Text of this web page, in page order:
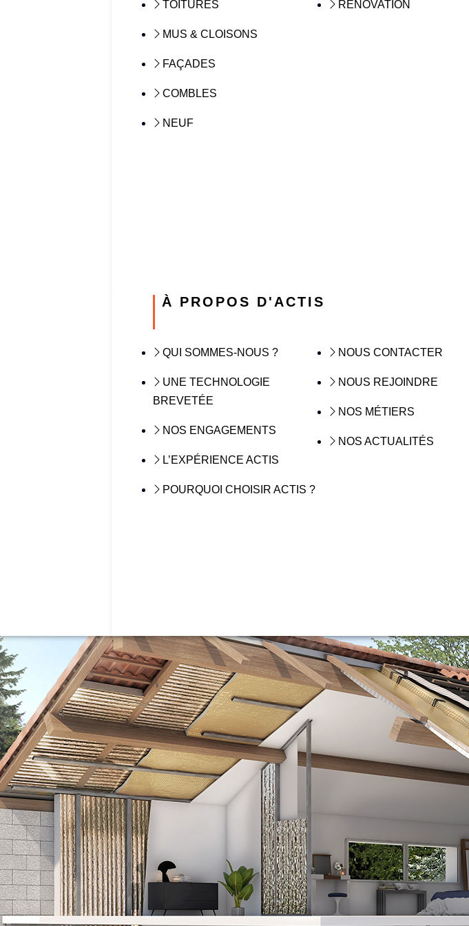
TOITURES
MUS & CLOISONS
FAÇADES
COMBLES
NEUF
RÉNOVATION
À PROPOS D'ACTIS
QUI SOMMES-NOUS ?
UNE TECHNOLOGIE
BREVETÉE
NOS ENGAGEMENTS
L’EXPÉRIENCE ACTIS
POURQUOI CHOISIR ACTIS ?
NOUS CONTACTER
NOUS REJOINDRE
NOS MÉTIERS
NOS ACTUALITÉS